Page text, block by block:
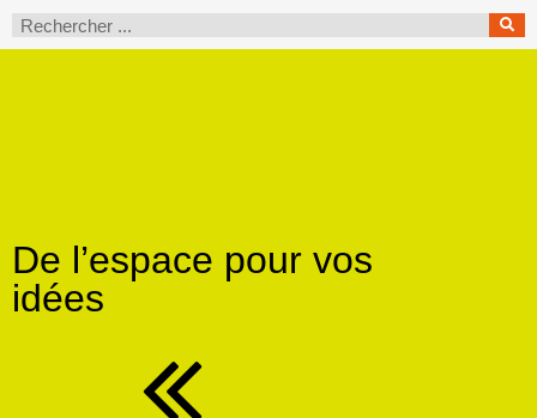
De l’espace pour vos
idées